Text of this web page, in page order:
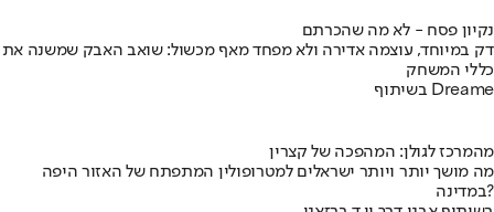
נקיון פסח - לא מה שהכרתם
דק במיוחד, עוצמה אדירה ולא מפחד מאף מכשול: שואב האבק שמשנה את
כללי המשחק
בשיתוף Dreame
מהמרכז לגולן: המהפכה של קצרין
מה מושך יותר ויותר ישראלים למטרופולין המתפתח של האזור היפה
במדינה?